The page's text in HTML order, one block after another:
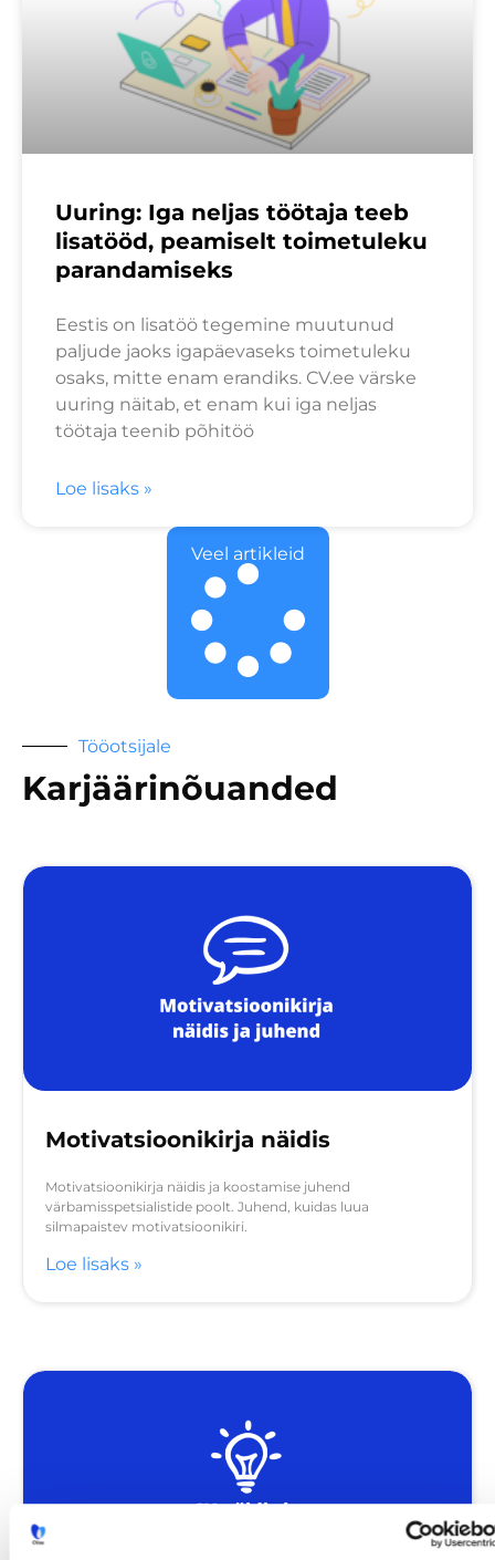
Uuring: Iga neljas töötaja teeb
lisatööd, peamiselt toimetuleku
parandamiseks
Eestis on lisatöö tegemine muutunud
paljude jaoks igapäevaseks toimetuleku
osaks, mitte enam erandiks. CV.ee värske
uuring näitab, et enam kui iga neljas
töötaja teenib põhitöö
Loe lisaks »
Veel artikleid
Tööotsijale
Karjäärinõuanded
Motivatsioonikirja näidis
Motivatsioonikirja näidis ja koostamise juhend
värbamisspetsialistide poolt. Juhend, kuidas luua
silmapaistev motivatsioonikiri.
Loe lisaks »